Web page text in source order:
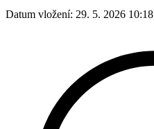
Datum vložení: 29. 5. 2026 10:18